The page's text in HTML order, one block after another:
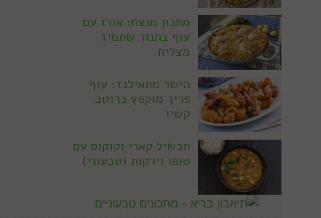
מתכון מנצח: אורז עם
עוף בתנור שתמיד
מצליח
הישר מתאילנד: עוף
פריך מוקפץ ברוטב
קשיו
תבשיל קארי וקוקוס עם
טופו וירקות (טבעוני)